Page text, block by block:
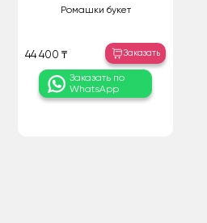
Ромашки букет
44 400 ₸ Заказать
Заказать по
WhatsApp